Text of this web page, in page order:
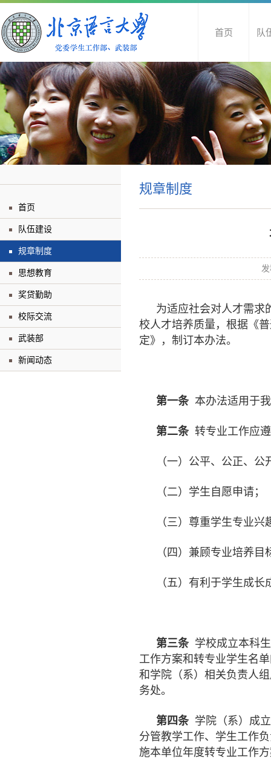
首页 队
首页
队伍建设
规章制度
思想教育
奖贷勤助
校际交流
武装部
新闻动态
规章制度
为适应社会对人才需求
校人才培养质量，根据《
定》，制订本办法。
第一条 本办法适用于
第二条 转专业工作应
（一）公平、公正、公
（二）学生自愿申请；
（三）尊重学生专业兴
（四）兼顾专业培养目
（五）有利于学生成长
第三条 学校成立本科
工作方案和转专业学生名
和学院（系）相关负责人
务处。
第四条 学院（系）成
分管教学工作、学生工作
施本单位年度转专业工作